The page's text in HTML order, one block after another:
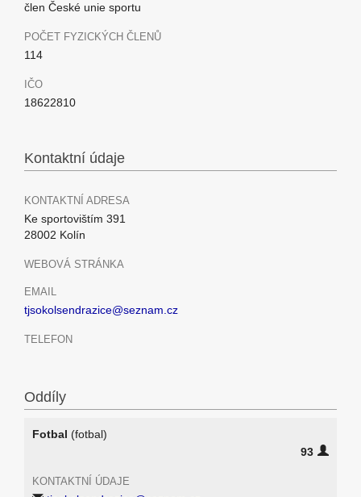
člen České unie sportu
POČET FYZICKÝCH ČLENŮ
114
IČO
18622810
Kontaktní údaje
KONTAKTNÍ ADRESA
Ke sportovištím 391
28002 Kolín
WEBOVÁ STRÁNKA
EMAIL
tjsokolsendrazice@seznam.cz
TELEFON
Oddíly
Fotbal (fotbal)
93
KONTAKTNÍ ÚDAJE